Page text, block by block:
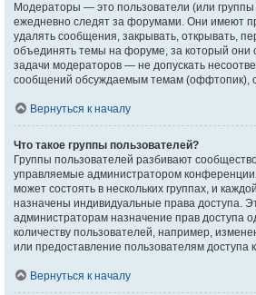
Модераторы — это пользователи (или
ежедневно следят за форумами. Они имеют
удалять сообщения, закрывать, открывать,
объединять темы на форуме, за который они
задачи модераторов — не допускать
сообщений обсуждаемым темам (оффтопик),
Вернуться к началу
Что такое группы пользователей?
Группы пользователей разбивают
управляемые администратором
может состоять в нескольких группах, и
назначены индивидуальные права доступа.
администраторам назначение прав доступа
количеству пользователей, например,
или предоставление пользователям
Вернуться к началу